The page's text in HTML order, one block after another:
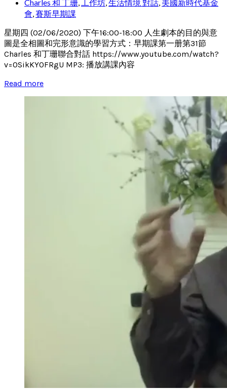
Charles 和 丁珊, 工作坊,生活情境 對話, 美國新時代基金
會,賽斯早期課
星期四 (02/06/2020) 下午16:00-18:00 人生劇本的目的與意
圖是全相圖和完形意識的學習方式：早期課第一册第31節
Charles 和丁珊聯合對話 https://www.youtube.com/watch?
v=0SikKY0FRgU MP3: 播放講課內容
Read more